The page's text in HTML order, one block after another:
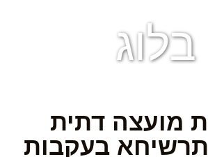
בלוג
מועצה דתית
בעקבות